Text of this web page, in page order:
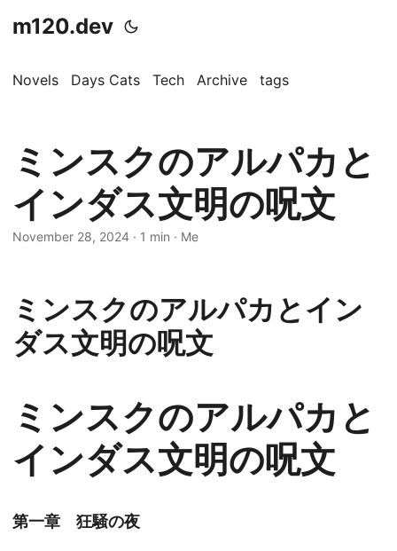
m120.dev
Novels Days Cats Tech Archive tags
ミンスクのアルパカと
インダス文明の呪文
November 28, 2024 · 1 min · Me
ミンスクのアルパカとイン
ダス文明の呪文
ミンスクのアルパカと
インダス文明の呪文
第一章 狂騒の夜